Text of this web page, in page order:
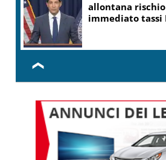
profilo basso
❮